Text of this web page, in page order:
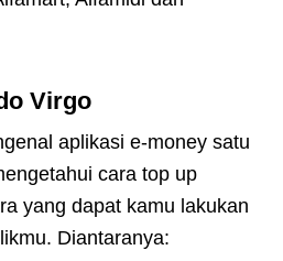
Virgo
aplikasi e-money satu
cara top up
yang dapat kamu lakukan
Diantaranya: